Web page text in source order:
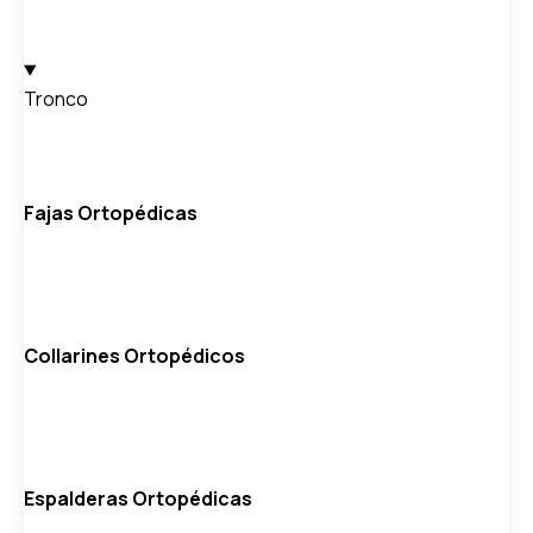
Tronco
Fajas Ortopédicas
Collarines Ortopédicos
Espalderas Ortopédicas